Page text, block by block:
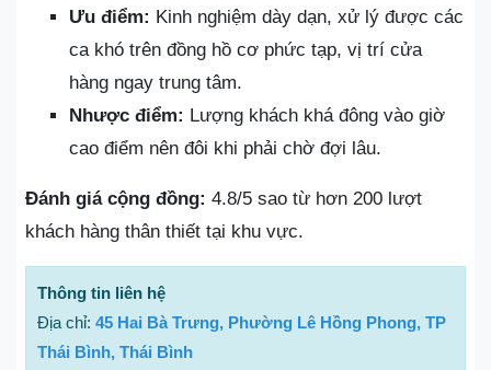
Ưu điểm: Kinh nghiệm dày dạn, xử lý được các
ca khó trên đồng hồ cơ phức tạp, vị trí cửa
hàng ngay trung tâm.
Nhược điểm: Lượng khách khá đông vào giờ
cao điểm nên đôi khi phải chờ đợi lâu.
Đánh giá cộng đồng: 4.8/5 sao từ hơn 200 lượt
khách hàng thân thiết tại khu vực.
Thông tin liên hệ
Địa chỉ: 45 Hai Bà Trưng, Phường Lê Hồng Phong, TP
Thái Bình, Thái Bình